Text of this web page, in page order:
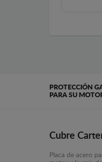
PROTECCIÓN
PARA SU
Cubre
Placa de acero